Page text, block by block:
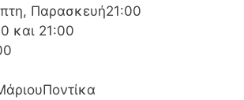
Παρασκευή21:00
και 21:00